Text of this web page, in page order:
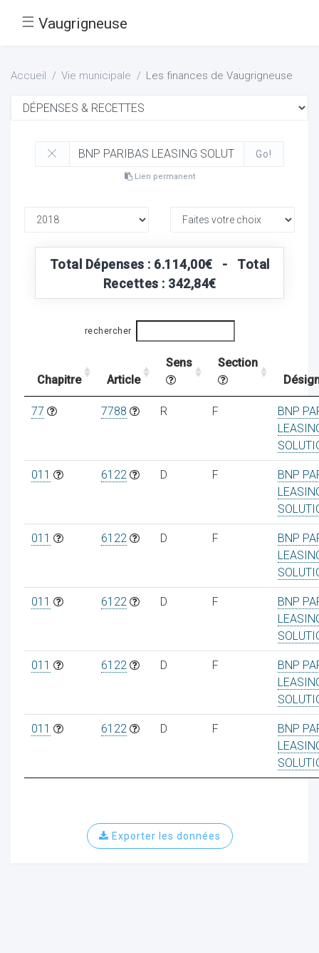
☰ Vaugrigneuse
Accueil Vie municipale Les finances de Vaugrigneuse
Go!
Lien permanent
Total Dépenses : 6.114,00€ - Total
Recettes : 342,84€
rechercher
Chapitre Article
Sens
Section
77 7788 R F
BNP
011 6122 D F
BNP
011 6122 D F
BNP
011 6122 D F
BNP
011 6122 D F
BNP
011 6122 D F
BNP
Exporter les données